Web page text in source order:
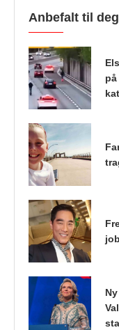
Anbefalt til deg